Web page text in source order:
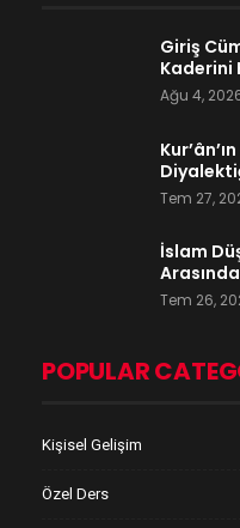
Giriş
Kaderini
Ağu 4,
Tem 27,
İslam
Tem 26,
POPULAR
Kişisel Gelişim
Özel Ders